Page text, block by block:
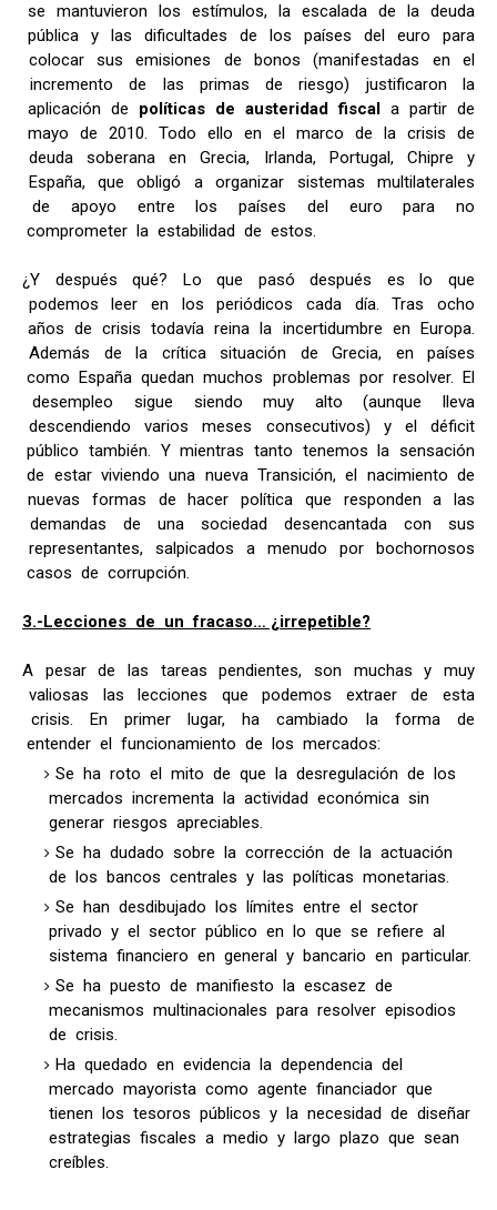
se mantuvieron los estímulos, la escalada de la deuda
pública y las dificultades de los países del euro para
colocar sus emisiones de bonos (manifestadas en el
incremento de las primas de riesgo) justificaron la
aplicación de políticas de austeridad fiscala partir de
mayo de 2010. Todo ello en el marco de la crisis de
deuda soberana en Grecia, Irlanda, Portugal, Chipre y
España, que obligó a organizar sistemas multilaterales
de apoyo entre los países del euro para no
comprometer la estabilidad de estos.
¿Y después qué? Lo que pasó después es lo que
podemos leer en los periódicos cada día. Tras ocho
años de crisis todavía reina la incertidumbre en Europa.
Además de la crítica situación de Grecia, en países
como España quedan muchos problemas por resolver. El
desempleo sigue siendo muy alto (aunque lleva
descendiendo varios meses consecutivos) y el déficit
público también. Y mientras tanto tenemos la sensación
de estar viviendo una nueva Transición, el nacimiento de
nuevas formas de hacer política que responden a las
demandas de una sociedad desencantada con sus
representantes, salpicados a menudo por bochornosos
casos de corrupción.
3.-Lecciones de un fracaso… ¿irrepetible?
A pesar de las tareas pendientes, son muchas y muy
valiosas las lecciones que podemos extraer de esta
crisis. En primer lugar, ha cambiado la forma de
entender el funcionamiento de los mercados:
Se ha roto el mito de que la desregulación de los
mercados incrementa la actividad económica sin
generar riesgos apreciables.
Se ha dudado sobre la corrección de la actuación
de los bancos centrales y las políticas monetarias.
Se han desdibujado los límites entre el sector
privado y el sector público en lo que se refiere al
sistema financiero en general y bancario en particular.
Se ha puesto de manifiesto la escasez de
mecanismos multinacionales para resolver episodios
de crisis.
Ha quedado en evidencia la dependencia del
mercado mayorista como agente financiador que
tienen los tesoros públicos y la necesidad de diseñar
estrategias fiscales a medio y largo plazo que sean
creíbles.